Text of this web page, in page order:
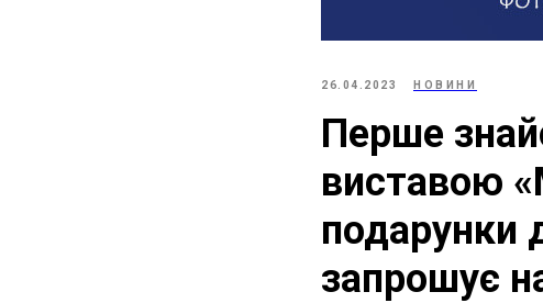
26.04.2023 НОВИНИ
Перше
виставою
подарунки
запрошує